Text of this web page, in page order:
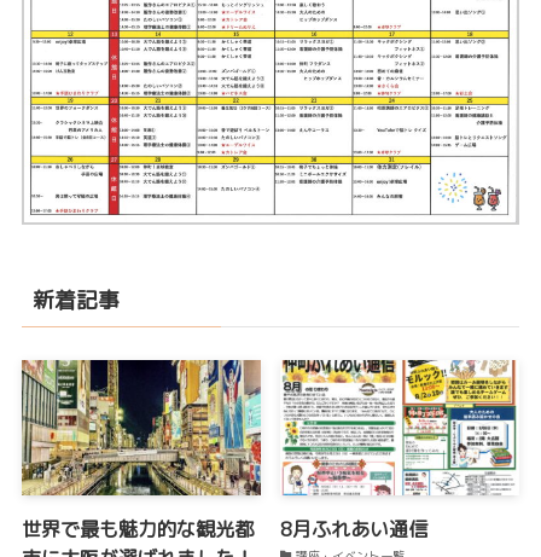
新着記事
世界で最も魅力的な観光都
8月ふれあい通信